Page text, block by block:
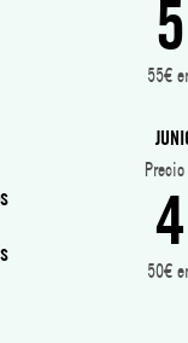
55€
50€